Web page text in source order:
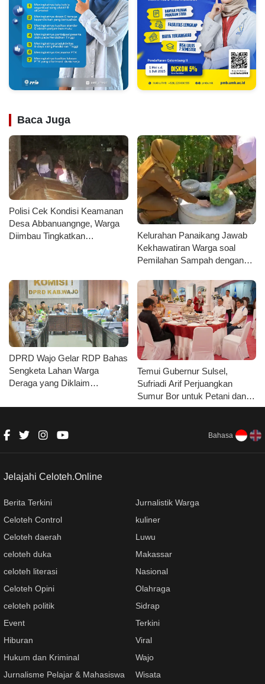
Baca Juga
Polisi Cek Kondisi Keamanan
Desa Abbanuangnge, Warga
Diimbau Tingkatkan
Kelurahan Panaikang Jawab
Kekhawatiran Warga soal
Pemilahan Sampah dengan
DPRD Wajo Gelar RDP Bahas
Sengketa Lahan Warga
Deraga yang Diklaim
Temui Gubernur Sulsel,
Sufriadi Arif Perjuangkan
Sumur Bor untuk Petani dan
Kelanjutan Jalan Desa
Bahasa
Jelajahi Celoteh.Online
Berita Terkini
Celoteh Control
Celoteh daerah
celoteh duka
celoteh literasi
Celoteh Opini
celoteh politik
Event
Hiburan
Hukum dan Kriminal
Jurnalisme Pelajar & Mahasiswa
Jurnalistik Warga
kuliner
Luwu
Makassar
Nasional
Olahraga
Sidrap
Terkini
Viral
Wajo
Wisata